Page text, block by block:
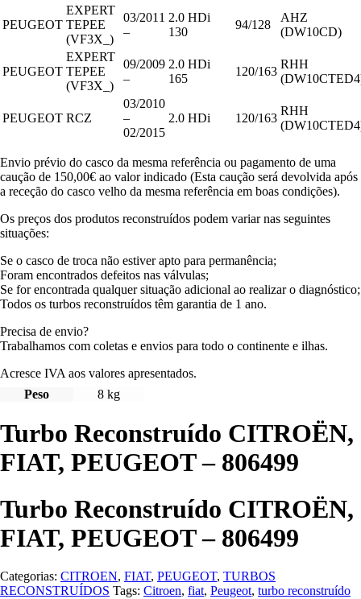
PEUGEOT
EXPERT
TEPEE
(VF3X_)
03/2011
–
2.0 HDi
130
94/128
AHZ
(DW10CD)
PEUGEOT
EXPERT
TEPEE
(VF3X_)
09/2009
–
2.0 HDi
165
120/163
RHH
PEUGEOT RCZ
03/2010
–
02/2015
2.0 HDi 120/163
RHH
Envio prévio do casco da mesma referência ou pagamento de uma
caução de 150,00€ ao valor indicado (Esta caução será devolvida após
a receção do casco velho da mesma referência em boas condições).
Os preços dos produtos reconstruídos podem variar nas seguintes
situações:
Se o casco de troca não estiver apto para permanência;
Foram encontrados defeitos nas válvulas;
Se for encontrada qualquer situação adicional ao realizar o diagnóstico;
Todos os turbos reconstruídos têm garantia de 1 ano.
Precisa de envio?
Trabalhamos com coletas e envios para todo o continente e ilhas.
Acresce IVA aos valores apresentados.
Peso
8 kg
Turbo Reconstruído CITROËN,
FIAT, PEUGEOT – 806499
Turbo Reconstruído CITROËN,
FIAT, PEUGEOT – 806499
Categorias: CITROEN, FIAT, PEUGEOT, TURBOS
RECONSTRUÍDOS Tags: Citroen, fiat, Peugeot, turbo reconstruído